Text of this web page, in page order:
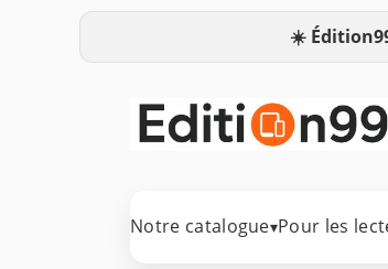
☀️
Notre catalogue▾Pour les